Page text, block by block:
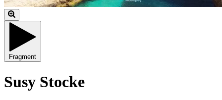
Fragment
Susy Stocke